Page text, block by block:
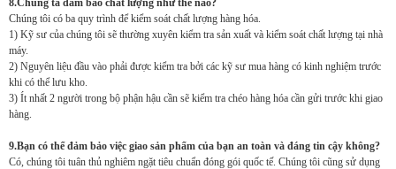
Chúng tôi có ba quy trình để kiểm soát chất lượng hàng hóa.
1) Kỹ sư của chúng tôi sẽ thường xuyên kiểm tra sản xuất và kiểm soát chất lượng tại nhà
máy.
2) Nguyên liệu đầu vào phải được kiểm tra bởi các kỹ sư mua hàng có kinh nghiệm trước
khi có thể lưu kho.
3) Ít nhất 2 người trong bộ phận hậu cần sẽ kiểm tra chéo hàng hóa cần gửi trước khi giao
hàng.
9.Bạn có thể đảm bảo việc giao sản phẩm của bạn an toàn và đáng tin cậy không?
Có, chúng tôi tuân thủ nghiêm ngặt tiêu chuẩn đóng gói quốc tế. Chúng tôi cũng sử dụng